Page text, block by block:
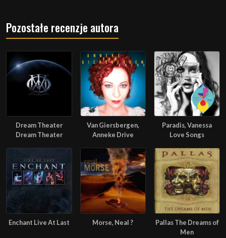
Pozostałe recenzje autora
Dream Theater
Dream Theater
Van Giersbergen,
Anneke Drive
Paradis, Vanessa
Love Songs
Enchant Live At Last Morse, Neal ?
Pallas The Dreams of
Men